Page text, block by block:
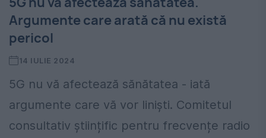
Argumente care arată că nu există
pericol
14 IULIE 2024
5G nu vă afectează sănătatea - iată
argumente care vă vor liniști. Comitetul
consultativ științific pentru frecvențe radio